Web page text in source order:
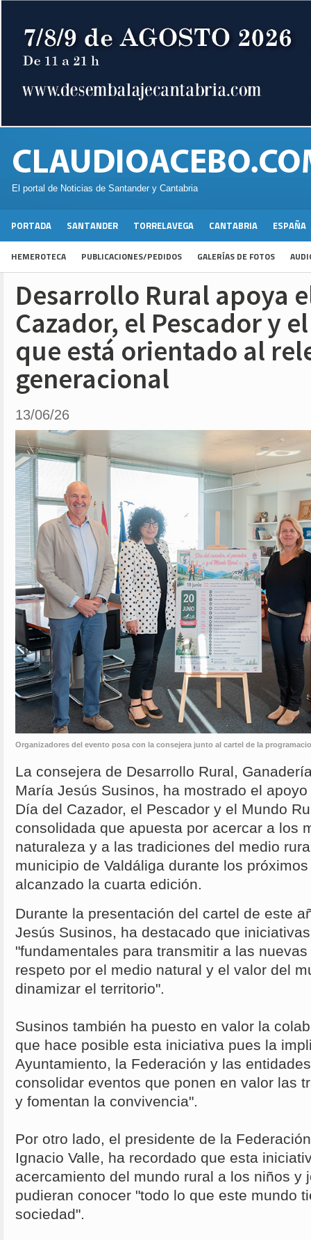
El portal de Noticias de Santander y Cantabria
PORTADA SANTANDER TORRELAVEGA CANTABRIA ESPAÑA
HEMEROTECA PUBLICACIONES/PEDIDOS GALERÍAS DE FOTOS
Desarrollo Rural apoya
Cazador, el Pescador y
que está orientado al
generacional
13/06/26
Organizadores del evento posa con la consejera junto al cartel de la
La consejera de Desarrollo Rural,
María Jesús Susinos, ha mostrado el
Día del Cazador, el Pescador y el Mundo
consolidada que apuesta por acercar a los
naturaleza y a las tradiciones del medio
municipio de Valdáliga durante los
alcanzado la cuarta edición.
Durante la presentación del cartel de este
Jesús Susinos, ha destacado que
"fundamentales para transmitir a las
respeto por el medio natural y el valor del
dinamizar el territorio".
Susinos también ha puesto en valor la
que hace posible esta iniciativa pues la
Ayuntamiento, la Federación y las
consolidar eventos que ponen en valor las
y fomentan la convivencia".
Por otro lado, el presidente de la
Ignacio Valle, ha recordado que esta
acercamiento del mundo rural a los niños y
pudieran conocer "todo lo que este mundo
sociedad".